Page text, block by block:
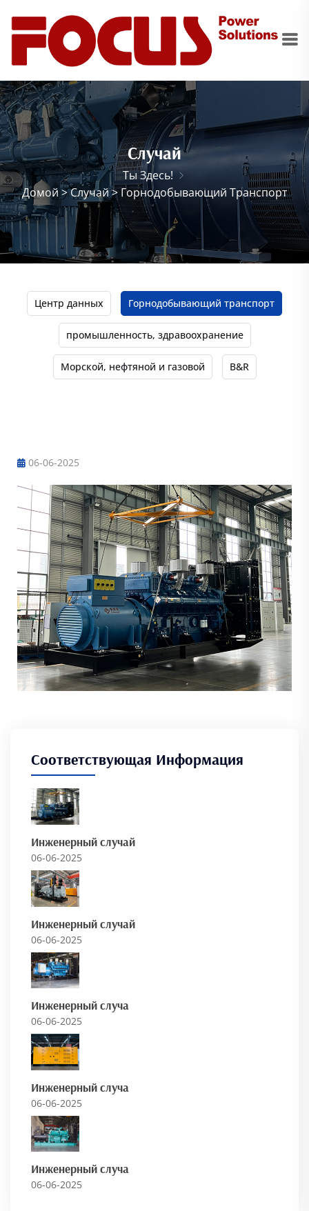
Случай
Ты Здесь!
Домой>Случай>Горнодобывающий Транспорт
Центр данных Горнодобывающий транспорт
промышленность, здравоохранение
Морской, нефтяной и газовой B&R
06-06-2025
Соответствующая Информация
Инженерный случай
06-06-2025
Инженерный случай
06-06-2025
Инженерный случа
06-06-2025
Инженерный случа
06-06-2025
Инженерный случа
06-06-2025